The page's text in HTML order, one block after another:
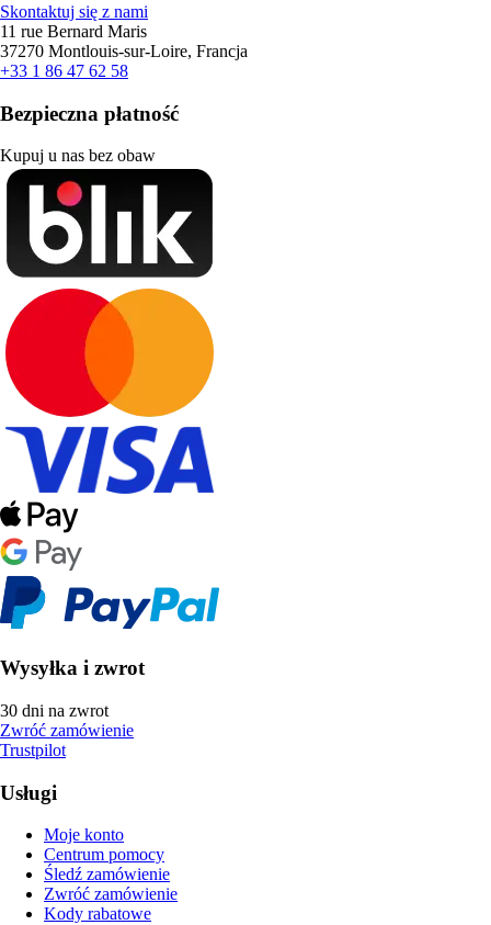
Skontaktuj się z nami
11 rue Bernard Maris
37270 Montlouis-sur-Loire, Francja
+33 1 86 47 62 58
Bezpieczna płatność
Kupuj u nas bez obaw
Wysyłka i zwrot
30 dni na zwrot
Zwróć zamówienie
Trustpilot
Usługi
Moje konto
Centrum pomocy
Śledź zamówienie
Zwróć zamówienie
Kody rabatowe